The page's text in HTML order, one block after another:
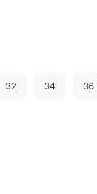
32 34 36